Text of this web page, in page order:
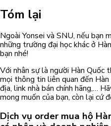
Tóm lại
Ngoài Yonsei và SNU, nếu bạn
những trường đại học khác ở
bạn nhé!
Với nhân sự là người Hàn Quốc
mọi thông tin liên quan đến
địa, link nhà bán chính hãng,…
mong muốn của bạn, còn lại cứ
Dịch vụ order mua hộ